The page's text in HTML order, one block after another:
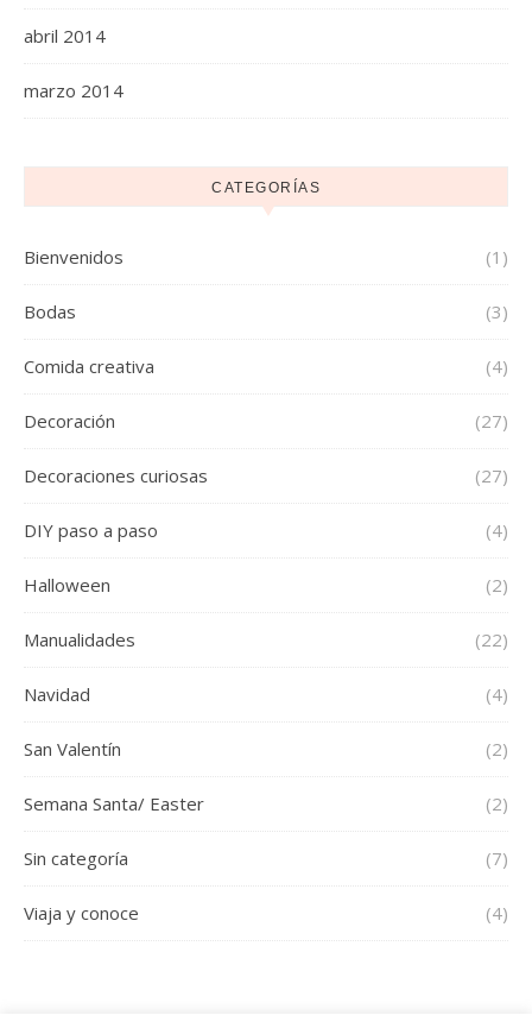
abril 2014
marzo 2014
CATEGORÍAS
Bienvenidos (1)
Bodas (3)
Comida creativa (4)
Decoración (27)
Decoraciones curiosas (27)
DIY paso a paso (4)
Halloween (2)
Manualidades (22)
Navidad (4)
San Valentín (2)
Semana Santa/ Easter (2)
Sin categoría (7)
Viaja y conoce (4)